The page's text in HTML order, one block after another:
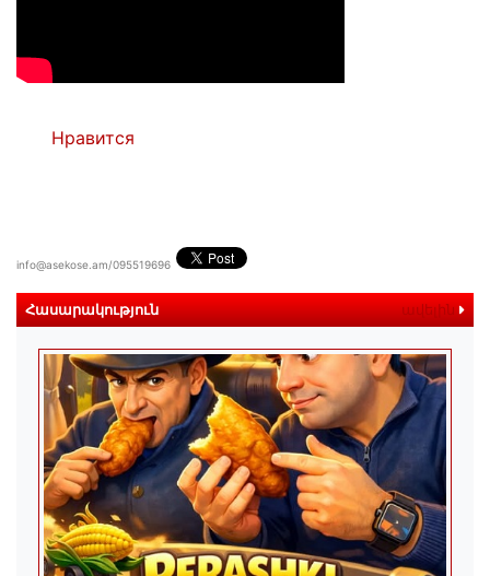
Нравится
info@asekose.am/095519696
Հասարակություն ավելին